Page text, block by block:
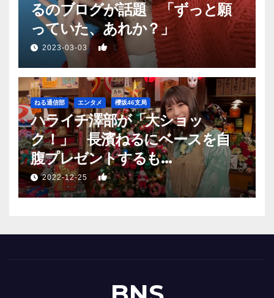
るのブログが話題 「ずっと願
っていた、あれか？」
2023-03-03 1
ねる通信部 エンタメ 櫻坂46支局
ハライチ澤部が「大ショッ
ク！」 長濱ねるにベースを自
腹プレゼントするも…
2022-12-25 1